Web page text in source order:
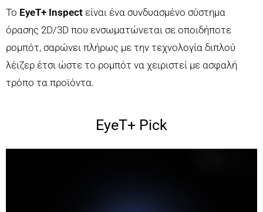
Το EyeT+ Inspect είναι ένα συνδυασμένο σύστημα
όρασης 2D/3D που ενσωματώνεται σε οποιδήποτε
ρομπότ, σαρώνει πλήρως με την τεχνολογία διπλού
λέιζερ έτσι ώστε το ρομπότ να χειριστεί με ασφαλή
τρόπο τα προϊόντα.
EyeT+ Pick